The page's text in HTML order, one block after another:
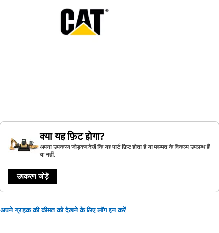
क्या यह फ़िट होगा?
अपना उपकरण जोड़कर देखें कि यह पार्ट फ़िट होता है या मरम्मत के विकल्प उपलब्ध हैं
या नहीं.
उपकरण जोड़ें
अपने ग्राहक की कीमत को देखने के लिए लॉग इन करें